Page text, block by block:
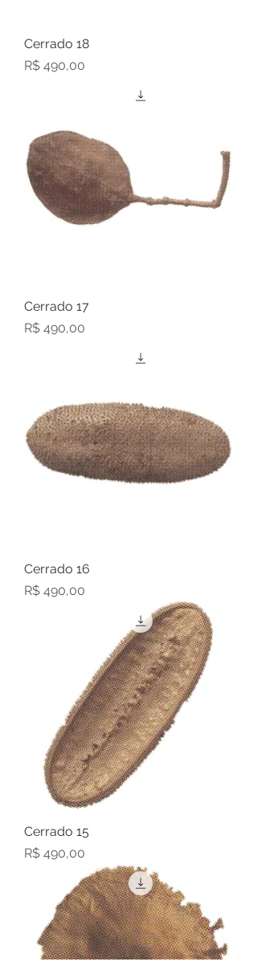
Cerrado 18
Preço
R$ 490,00
Cerrado 17
Preço
R$ 490,00
Cerrado 16
Preço
R$ 490,00
Cerrado 15
Preço
R$ 490,00